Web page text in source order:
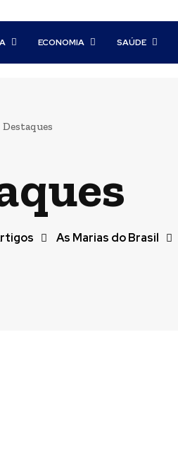
ECONOMIA SAÚDE
Destaques
As Marias do Brasil